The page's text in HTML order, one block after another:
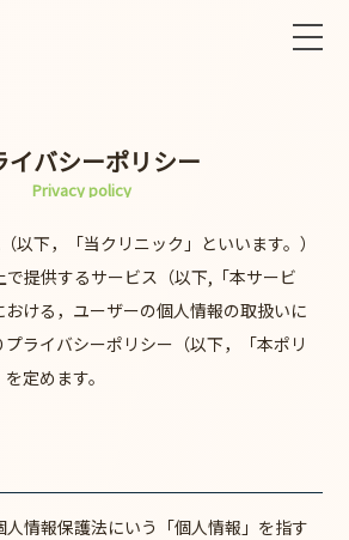
イバシーポリシー
Privacy policy
以下，「当クリニック」といいます。）
で提供するサービス（以下,「本サービ
おける，ユーザーの個人情報の取扱いに
ライバシーポリシー（以下，「本ポリ
定めます。
人情報保護法にいう「個人情報」を指す